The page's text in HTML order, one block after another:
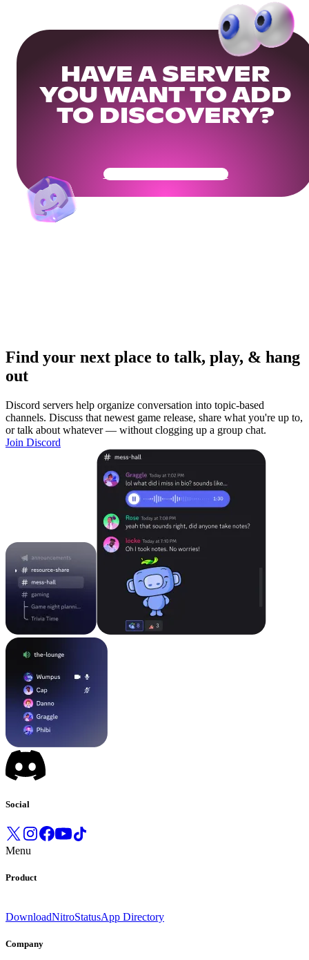
HAVE A SERVER
YOU WANT TO ADD
TO DISCOVERY?
Get Your Community Ready
Find your next place to talk, play, & hang
out
Discord servers help organize conversation into topic-based
channels. Discuss that newest game release, share what you're up to,
or talk about whatever — without clogging up a group chat.
Join Discord
Social
Menu
Product
DownloadNitroStatusApp Directory
Company